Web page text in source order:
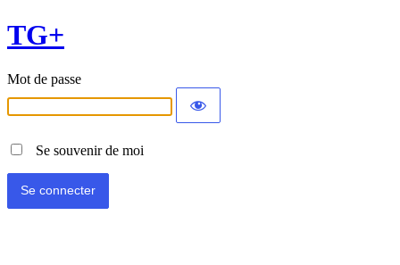
TG+
Mot de passe
Se souvenir de moi